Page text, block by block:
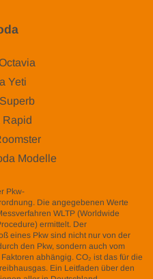
Yeti
Rapid
Modelle
Pkw-
Die angegebenen Werte
WLTP (Worldwide
ermittelt. Der
eines Pkw sind nicht nur von der
den Pkw, sondern auch vom
abhängig. CO₂ ist das für die
Ein Leitfaden über den